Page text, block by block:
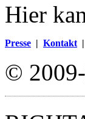
Hier
Presse | Kontakt |
©